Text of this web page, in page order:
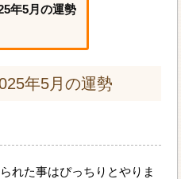
年5月の運勢
年5月の運勢
れた事はぴっちりとやりま